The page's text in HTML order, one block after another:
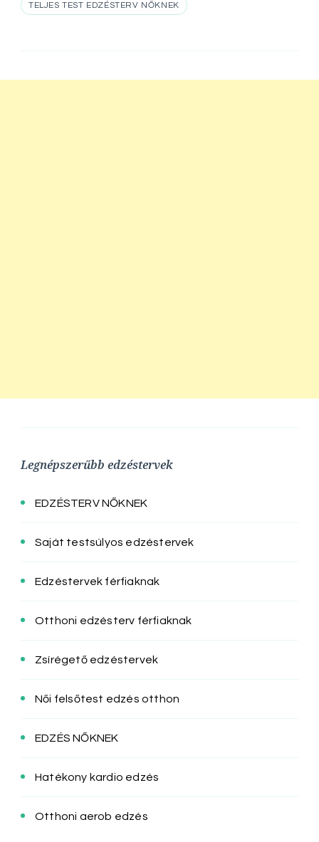
TELJES TEST EDZÉSTERV NŐKNEK
Legnépszerűbb edzéstervek
EDZÉSTERV NŐKNEK
Saját testsúlyos edzéstervek
Edzéstervek férfiaknak
Otthoni edzésterv férfiaknak
Zsírégető edzéstervek
Női felsőtest edzés otthon
EDZÉS NŐKNEK
Hatékony kardio edzés
Otthoni aerob edzés